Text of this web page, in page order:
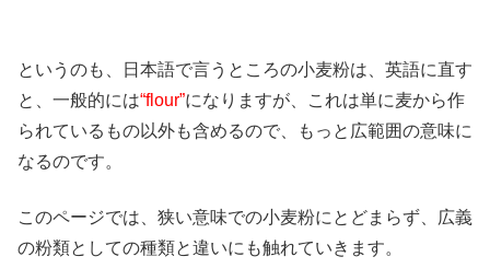
というのも、日本語で言うところの小麦粉は、英語に直す
と、一般的には“flour”になりますが、これは単に麦から作
られているもの以外も含めるので、もっと広範囲の意味に
なるのです。
このページでは、狭い意味での小麦粉にとどまらず、広義
の粉類としての種類と違いにも触れていきます。